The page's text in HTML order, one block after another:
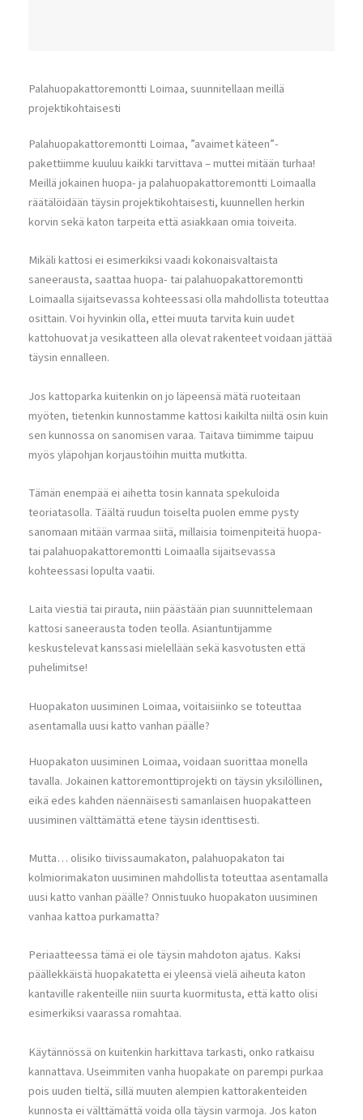
Palahuopakattoremontti Loimaa, suunnitellaan meillä
projektikohtaisesti
Palahuopakattoremontti Loimaa, ”avaimet käteen”-
pakettiimme kuuluu kaikki tarvittava – muttei mitään turhaa!
Meillä jokainen huopa- ja palahuopakattoremontti Loimaalla
räätälöidään täysin projektikohtaisesti, kuunnellen herkin
korvin sekä katon tarpeita että asiakkaan omia toiveita.
Mikäli kattosi ei esimerkiksi vaadi kokonaisvaltaista
saneerausta, saattaa huopa- tai palahuopakattoremontti
Loimaalla sijaitsevassa kohteessasi olla mahdollista toteuttaa
osittain. Voi hyvinkin olla, ettei muuta tarvita kuin uudet
kattohuovat ja vesikatteen alla olevat rakenteet voidaan jättää
täysin ennalleen.
Jos kattoparka kuitenkin on jo läpeensä mätä ruoteitaan
myöten, tietenkin kunnostamme kattosi kaikilta niiltä osin kuin
sen kunnossa on sanomisen varaa. Taitava tiimimme taipuu
myös yläpohjan korjaustöihin muitta mutkitta.
Tämän enempää ei aihetta tosin kannata spekuloida
teoriatasolla. Täältä ruudun toiselta puolen emme pysty
sanomaan mitään varmaa siitä, millaisia toimenpiteitä huopa-
tai palahuopakattoremontti Loimaalla sijaitsevassa
kohteessasi lopulta vaatii.
Laita viestiä tai pirauta, niin päästään pian suunnittelemaan
kattosi saneerausta toden teolla. Asiantuntijamme
keskustelevat kanssasi mielellään sekä kasvotusten että
puhelimitse!
Huopakaton uusiminen Loimaa, voitaisiinko se toteuttaa
asentamalla uusi katto vanhan päälle?
Huopakaton uusiminen Loimaa, voidaan suorittaa monella
tavalla. Jokainen kattoremonttiprojekti on täysin yksilöllinen,
eikä edes kahden näennäisesti samanlaisen huopakatteen
uusiminen välttämättä etene täysin identtisesti.
Mutta… olisiko tiivissaumakaton, palahuopakaton tai
kolmiorimakaton uusiminen mahdollista toteuttaa asentamalla
uusi katto vanhan päälle? Onnistuuko huopakaton uusiminen
vanhaa kattoa purkamatta?
Periaatteessa tämä ei ole täysin mahdoton ajatus. Kaksi
päällekkäistä huopakatetta ei yleensä vielä aiheuta katon
kantaville rakenteille niin suurta kuormitusta, että katto olisi
esimerkiksi vaarassa romahtaa.
Käytännössä on kuitenkin harkittava tarkasti, onko ratkaisu
kannattava. Useimmiten vanha huopakate on parempi purkaa
pois uuden tieltä, sillä muuten alempien kattorakenteiden
kunnosta ei välttämättä voida olla täysin varmoja. Jos katon